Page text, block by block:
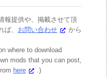
報提供や、掲載させて頂
、 お問い合わせ
から
where to download
mods that you can post,
here .)